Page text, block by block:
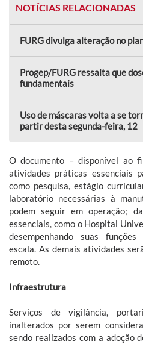
NOTÍCIAS RELACIONADAS
FURG divulga alteração no
Progep/FURG ressalta que
fundamentais
Uso de máscaras volta a se
partir desta segunda-feira, 12
O documento – disponível ao
atividades práticas essenciais
como pesquisa, estágio
laboratório necessárias à
podem seguir em operação;
essenciais, como o Hospital
desempenhando suas
escala. As demais atividades
remoto.
Infraestrutura
Serviços de vigilância,
inalterados por serem
sendo realizados com a adoção